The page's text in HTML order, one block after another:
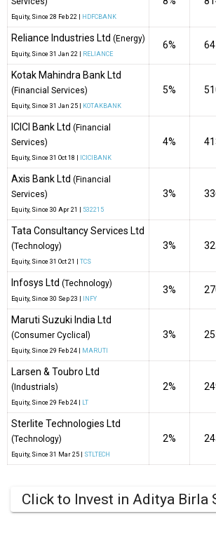
Equity, Since 28 Feb 22 | HDFCBANK
Reliance Industries Ltd (Energy)
Equity, Since 31 Jan 22 | RELIANCE
6%
Kotak Mahindra Bank Ltd
(Financial Services)
Equity, Since 31 Jan 25 | KOTAKBANK
5%
ICICI Bank Ltd (Financial
Services)
Equity, Since 31 Oct 18 | ICICIBANK
4%
Axis Bank Ltd (Financial
Services)
Equity, Since 30 Apr 21 | 532215
3%
Tata Consultancy Services Ltd
(Technology)
Equity, Since 31 Oct 21 | TCS
3%
Infosys Ltd (Technology)
Equity, Since 30 Sep 23 | INFY
3%
Maruti Suzuki India Ltd
(Consumer Cyclical)
Equity, Since 29 Feb 24 | MARUTI
3%
Larsen & Toubro Ltd
(Industrials)
Equity, Since 29 Feb 24 | LT
2%
Sterlite Technologies Ltd
(Technology)
Equity, Since 31 Mar 25 | STLTECH
2%
Click to Invest in Aditya Birla